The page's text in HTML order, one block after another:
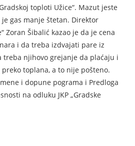
toploti Užice“. Mazut jeste
gas manje štetan. Direktor
Zoran Šibalić kazao je da je cena
i da treba izdvajati pare iz
treba njihovo grejanje da plaćaju i
toplana, a to nije pošteno.
i dopune pograma i Predloga
na odluku JKP „Gradske